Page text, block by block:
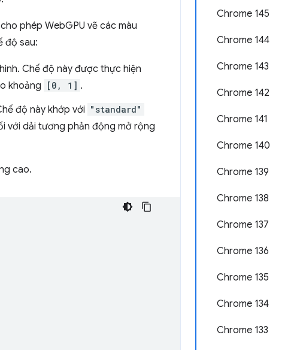
Chrome 145
Chrome 144
Chrome 143
Chrome 142
Chrome 141
Chrome 140
Chrome 139
Chrome 138
Chrome 137
Chrome 136
Chrome 135
Chrome 134
Chrome 133
phép WebGPU vẽ các màu
độ sau:
Chế độ này được thực hiện
khoảng
[0, 1] .
độ này khớp với "standard"
với dải tương phản động mở rộng
cao.